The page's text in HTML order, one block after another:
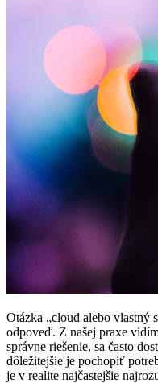
Otázka „cloud alebo vlastný
odpoveď. Z našej praxe
správne riešenie, sa často
dôležitejšie je pochopiť
je v realite najčastejšie